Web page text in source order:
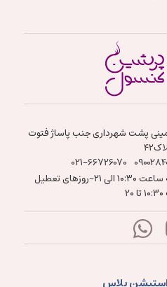
پشت شهرداری جنب پاساژ فتوت
021-66726070
شنبه تا پنجشنبه ساعت ۱۰:۳۰ الی ۲۱-روزهای تعطیل
پلاس